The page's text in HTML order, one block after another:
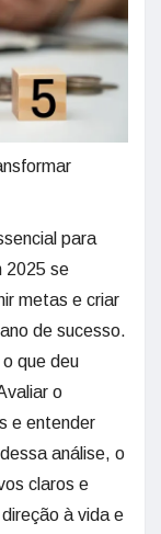
para
2025 se
metas e criar
de sucesso.
que deu
o
e entender
análise, o
claros e
à vida e